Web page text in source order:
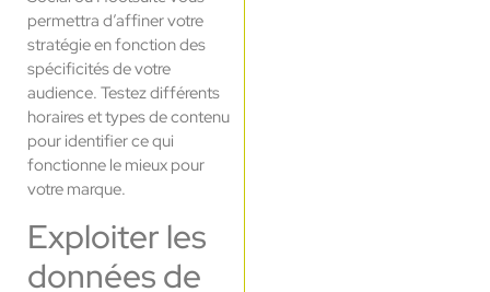
permettra d’affiner votre
stratégie en fonction des
spécificités de votre
audience. Testez différents
horaires et types de contenu
pour identifier ce qui
fonctionne le mieux pour
votre marque.
Exploiter les
données de